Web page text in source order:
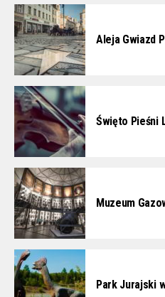
Aleja Gwiazd
Święto Pieśni
Muzeum
Park Jurajski